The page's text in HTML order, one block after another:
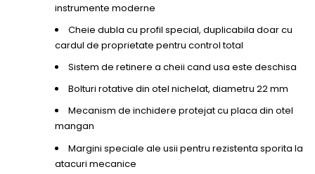
instrumente moderne
Cheie dubla cu profil special, duplicabila doar cu
cardul de proprietate pentru control total
Sistem de retinere a cheii cand usa este deschisa
Bolturi rotative din otel nichelat, diametru 22 mm
Mecanism de inchidere protejat cu placa din otel
mangan
Margini speciale ale usii pentru rezistenta sporita la
atacuri mecanice